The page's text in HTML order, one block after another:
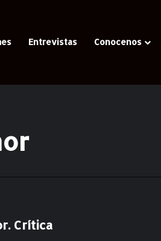
Entrevistas Conocenos
Crítica